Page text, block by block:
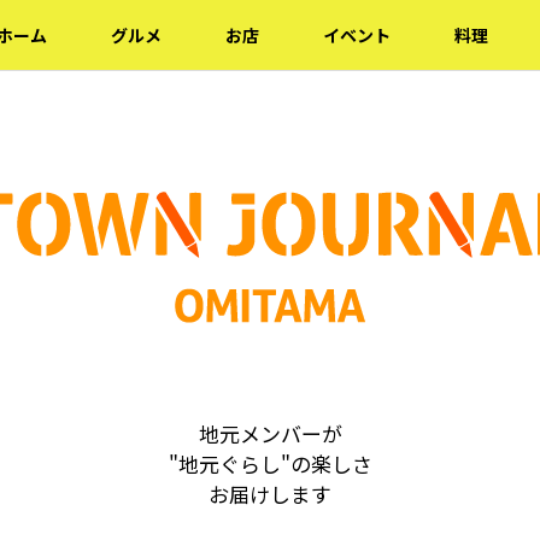
ーム グルメ お店 イベント 料理
地元メンバーが
"地元ぐらし"の楽しさ
お届けします